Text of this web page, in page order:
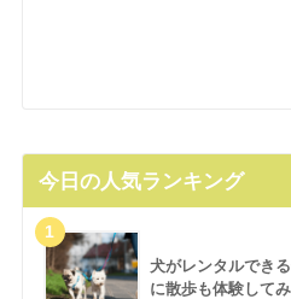
今日の人気ランキング
犬がレンタルでき
に散歩も体験して